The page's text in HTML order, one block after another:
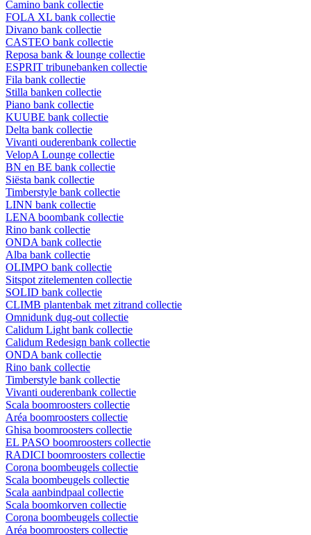
Camino bank collectie
FOLA XL bank collectie
Divano bank collectie
CASTEO bank collectie
Reposa bank & lounge collectie
ESPRIT tribunebanken collectie
Fila bank collectie
Stilla banken collectie
Piano bank collectie
KUUBE bank collectie
Delta bank collectie
Vivanti ouderenbank collectie
VelopA Lounge collectie
BN en BE bank collectie
Siësta bank collectie
Timberstyle bank collectie
LINN bank collectie
LENA boombank collectie
Rino bank collectie
ONDA bank collectie
Alba bank collectie
OLIMPO bank collectie
Sitspot zitelementen collectie
SOLID bank collectie
CLIMB plantenbak met zitrand collectie
Omnidunk dug-out collectie
Calidum Light bank collectie
Calidum Redesign bank collectie
ONDA bank collectie
Rino bank collectie
Timberstyle bank collectie
Vivanti ouderenbank collectie
Scala boomroosters collectie
Aréa boomroosters collectie
Ghisa boomroosters collectie
EL PASO boomroosters collectie
RADICI boomroosters collectie
Corona boombeugels collectie
Scala boombeugels collectie
Scala aanbindpaal collectie
Scala boomkorven collectie
Corona boombeugels collectie
Aréa boomroosters collectie